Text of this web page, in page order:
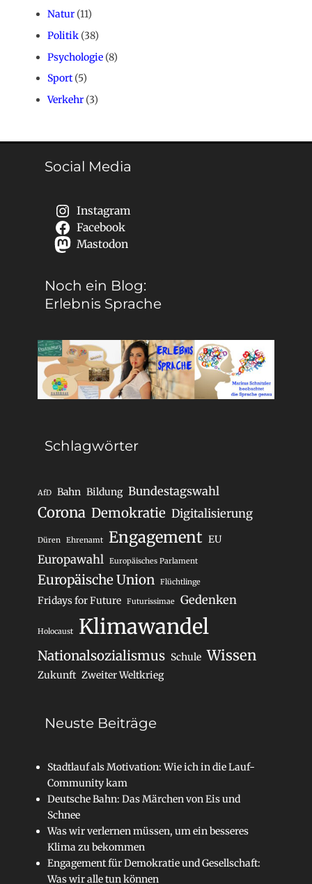
Natur (11)
Politik (38)
Psychologie (8)
Sport(5)
Verkehr (3)
Social Media
Instagram
Facebook
Mastodon
Noch ein Blog:
Erlebnis Sprache
Schlagwörter
AfD Bahn Bildung Bundestagswahl
Corona Demokratie Digitalisierung
Düren Ehrenamt Engagement EU
Europawahl Europäisches Parlament
Europäische Union Flüchtlinge
Fridays for Future Futurissimae Gedenken
Holocaust Klimawandel
Nationalsozialismus Schule Wissen
Zukunft Zweiter Weltkrieg
Neuste Beiträge
Stadtlauf als Motivation: Wie ich in die Lauf-
Community kam
Deutsche Bahn: Das Märchen von Eis und
Schnee
Was wir verlernen müssen, um ein besseres
Klima zu bekommen
Engagement für Demokratie und Gesellschaft:
Was wir alle tun können